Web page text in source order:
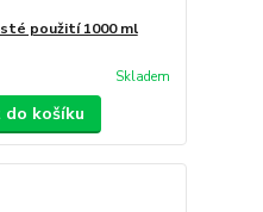
použití 1000 ml
Skladem
do košíku